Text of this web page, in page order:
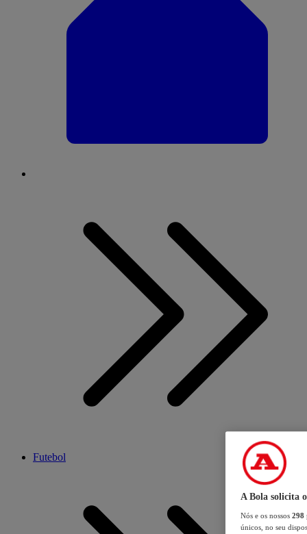
Futebol
A Bola solicita
Nós e os nossos 298
únicos, no seu